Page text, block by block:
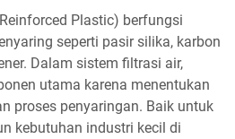
Plastic) berfungsi
seperti pasir silika, karbon
Dalam sistem filtrasi air,
utama karena menentukan
proses penyaringan. Baik untuk
kebutuhan industri kecil di